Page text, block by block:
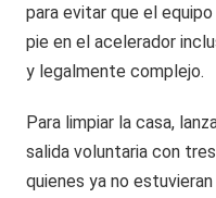
para evitar que el
pie en el acelerador
y legalmente complejo.
Para limpiar la casa,
salida voluntaria con
quienes ya no